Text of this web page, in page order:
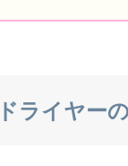
ライヤー